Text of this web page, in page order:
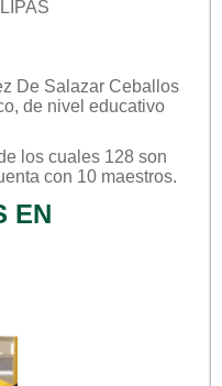
De Salazar Ceballos
, de nivel educativo
los cuales 128 son
con 10 maestros.
EN